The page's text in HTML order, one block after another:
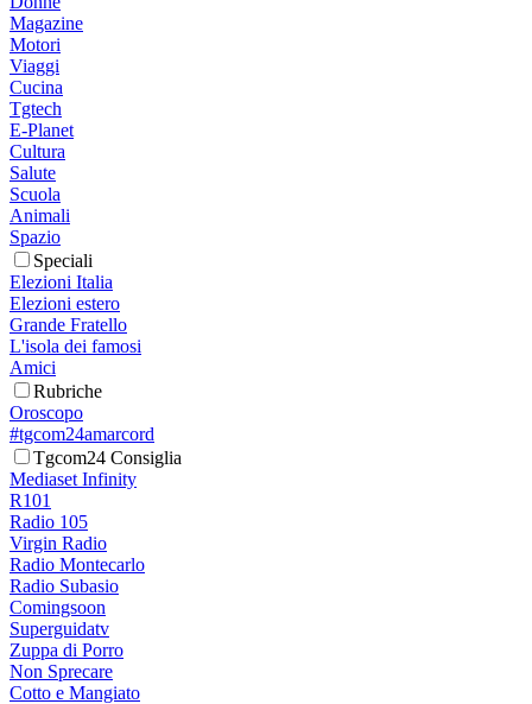
Magazine
Motori
Viaggi
Cucina
Tgtech
E-Planet
Cultura
Salute
Scuola
Animali
Spazio
Speciali
Elezioni Italia
Elezioni estero
Grande Fratello
L'isola dei famosi
Amici
Rubriche
Oroscopo
#tgcom24amarcord
Tgcom24 Consiglia
Mediaset Infinity
R101
Radio 105
Virgin Radio
Radio Montecarlo
Radio Subasio
Comingsoon
Superguidatv
Zuppa di Porro
Non Sprecare
Cotto e Mangiato